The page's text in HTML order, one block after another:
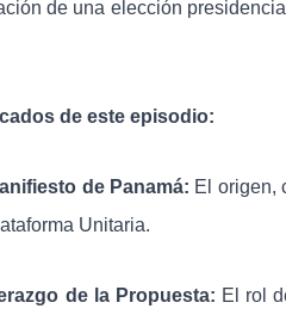
de una elección
de este episodio:
de Panamá: El origen,
Unitaria.
de la Propuesta: El rol